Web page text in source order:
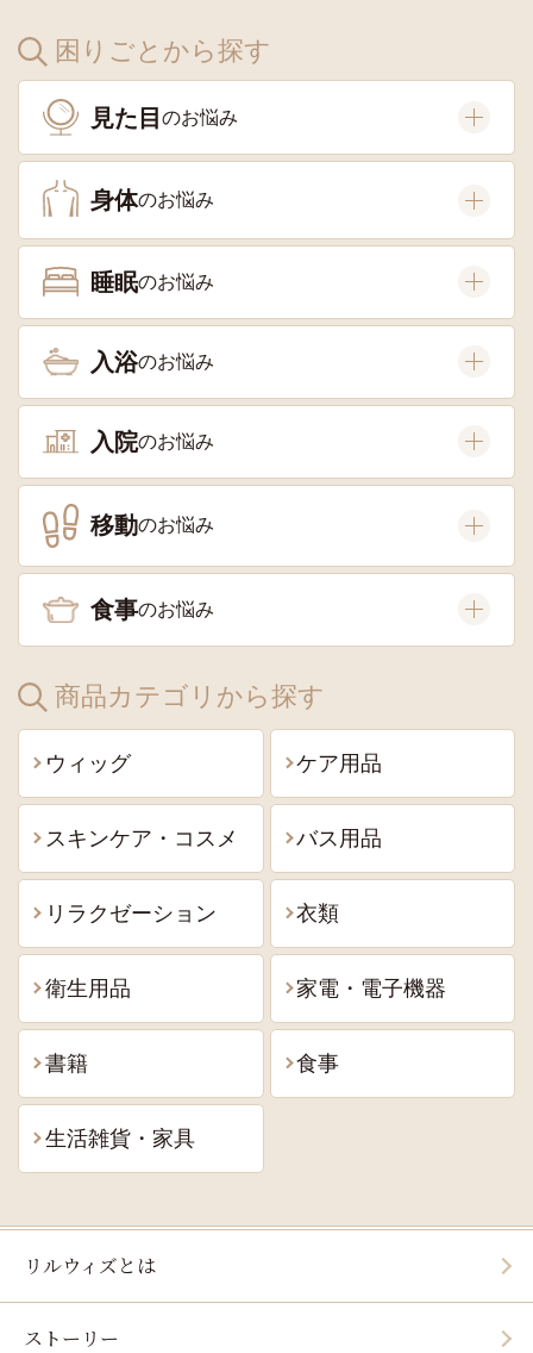
困りごとから探す
見た目
身体
睡眠
入浴
入院
移動
食事
商品カテゴリから探す
ウィッグ ケア用品
スキンケア・コスメ バス用品
リラクゼーション 衣類
衛生用品 家電・電子機器
書籍 食事
生活雑貨・家具
リルウィズとは
ストーリー